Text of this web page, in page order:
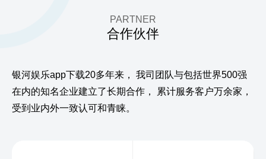
PARTNER
合作伙伴
银河娱乐app下载20多年来，
我司团队与包括世界500强
在内的知名企业建立了长期合作，
累计服务客户万余家，
受到业内外一致认可和青睐。